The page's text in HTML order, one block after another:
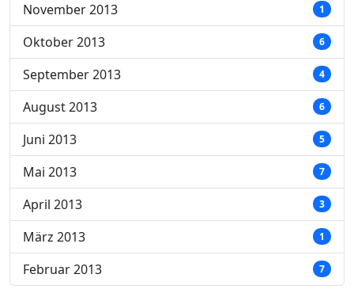
November 2013 1
Oktober 2013 6
September 2013 4
August 2013 6
Juni 2013 5
Mai 2013 7
April 2013 3
März 2013 1
Februar 2013 7